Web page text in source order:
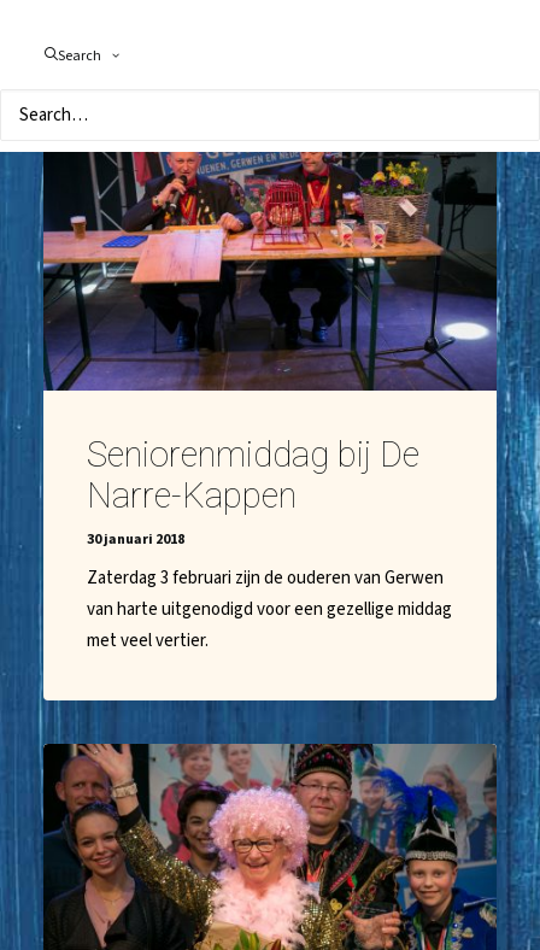
Search
Seniorenmiddag bij De
Narre-Kappen
30 januari 2018
Zaterdag 3 februari zijn de ouderen van Gerwen
van harte uitgenodigd voor een gezellige middag
met veel vertier.